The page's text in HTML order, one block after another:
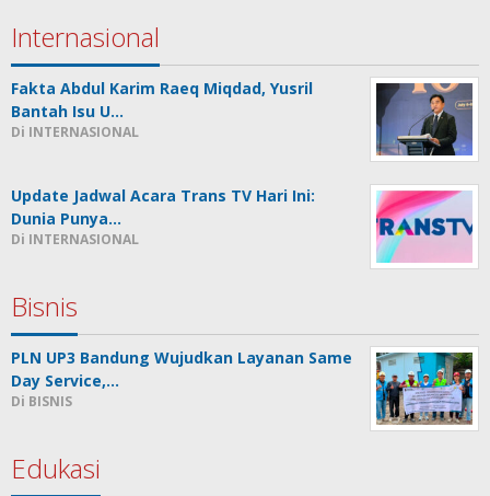
Internasional
Fakta Abdul Karim Raeq Miqdad, Yusril
Bantah Isu U…
Di INTERNASIONAL
Update Jadwal Acara Trans TV Hari Ini:
Dunia Punya…
Di INTERNASIONAL
Bisnis
PLN UP3 Bandung Wujudkan Layanan Same
Day Service,…
Di BISNIS
Edukasi